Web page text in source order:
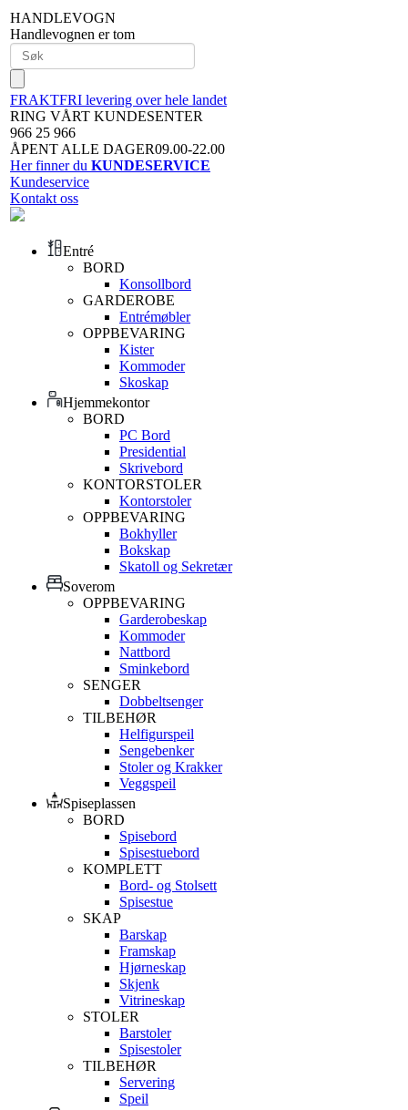
HANDLEVOGN
Handlevognen er tom
FRAKTFRI levering over hele landet
RING VÅRT KUNDESENTER
966 25 966
ÅPENT ALLE DAGER09.00-22.00
Her finner du KUNDESERVICE
Kundeservice
Kontakt oss
Entré
BORD
Konsollbord
GARDEROBE
Entrémøbler
OPPBEVARING
Kister
Kommoder
Skoskap
Hjemmekontor
BORD
PC Bord
Presidential
Skrivebord
KONTORSTOLER
Kontorstoler
OPPBEVARING
Bokhyller
Bokskap
Skatoll og Sekretær
Soverom
OPPBEVARING
Garderobeskap
Kommoder
Nattbord
Sminkebord
SENGER
Dobbeltsenger
TILBEHØR
Helfigurspeil
Sengebenker
Stoler og Krakker
Veggspeil
Spiseplassen
BORD
Spisebord
Spisestuebord
KOMPLETT
Bord- og Stolsett
Spisestue
SKAP
Barskap
Framskap
Hjørneskap
Skjenk
Vitrineskap
STOLER
Barstoler
Spisestoler
TILBEHØR
Servering
Speil